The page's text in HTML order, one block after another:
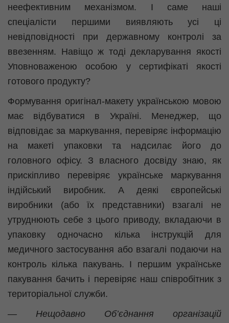
неефективним механізмом. І саме наші
спеціалісти першими виявляють усі ці
невідповідності при державному контролі за
ввезенням. Навіщо ж тоді декларування якості
Уповноваженою особою у сертифікаті якості
готового продукту?
Формування оригінал-макету українською мовою
має відбуватися в Україні. Менеджер, що
відповідає за маркування, перевіряє інформацію
на макеті упаковки та надсилає його до
головного офісу. З власного досвіду знаю, як
прискіпливо перевіряє українське маркування
індійський виробник. А деякі європейські
виробники (або їх представники) взагалі не
утруднюють себе з цього приводу, вкладаючи в
упаковку одночасно кілька інструкцій для
медичного застосування або взагалі подаючи на
контроль кілька пакувань. І першим українське
пакування бачить і перевіряє наш співробітник з
територіальної служби.
— Нещодавно Об’єднання організацій